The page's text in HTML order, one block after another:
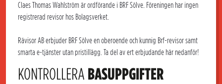
Claes Thomas Wahlström är ordförande i BRF Sölve. Föreningen har ingen
registrerad revisor hos Bolagsverket.
Rävisor AB erbjuder BRF Sölve en oberoende och kunnig Brf-revisor samt
smarta e-tjänster utan pristillägg. Ta del av ert erbjudande här nedanför!
KONTROLLERA BASUPPGIFTER